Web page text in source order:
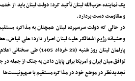
یک نماینده حزب‌الله لبنان تأکید کرد: دولت لبنان باید از
و مقاومت دست بردارد.
در حالی که دولت سرسپرده لبنان همچنان به مذاکره
وحشیانه رژیم اشغالگر علیه لبنان اصرار دارد؛ علی
پارلمان لبنان روز شنبه (23
توافق میان ایران و آمریکا برای پایان دادن به جنگ از جمله در
تجدیدنظر در موضع خود در مذاکره مستقیم با صهیونیست‌ها